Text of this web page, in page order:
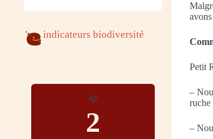
indicateurs biodiversité
2
Petit
–
ruche
–